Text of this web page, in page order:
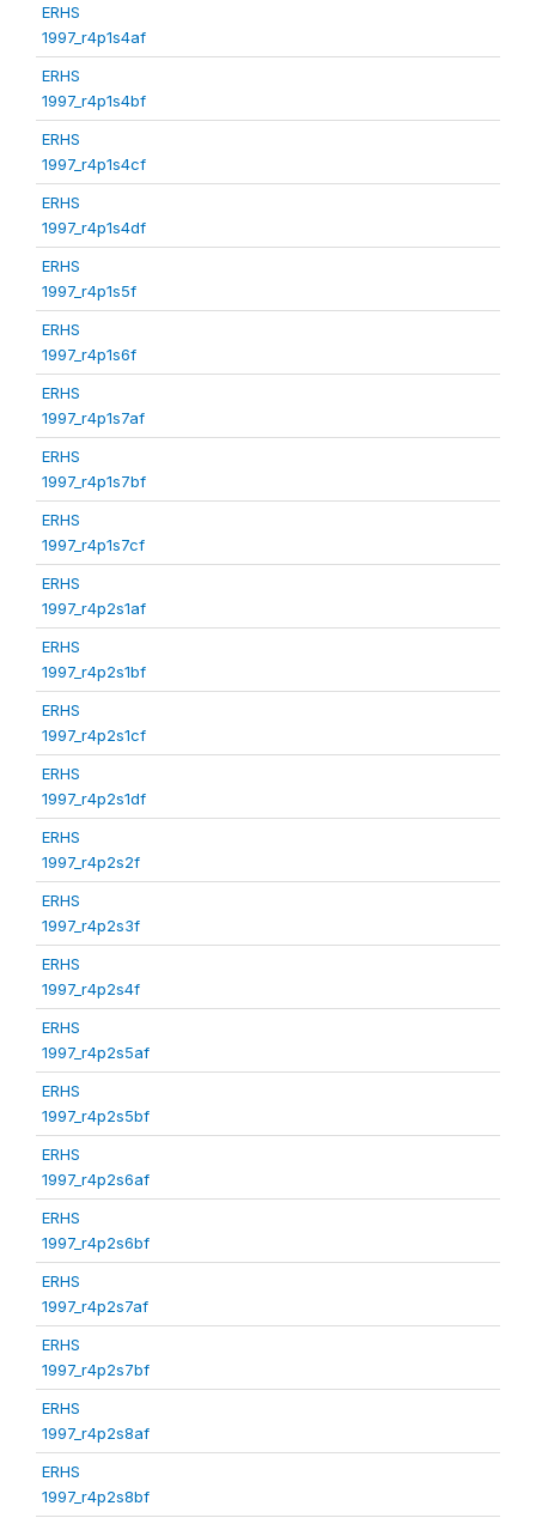
ERHS
1997_r4p1s4af
ERHS
1997_r4p1s4bf
ERHS
1997_r4p1s4cf
ERHS
1997_r4p1s4df
ERHS
1997_r4p1s5f
ERHS
1997_r4p1s6f
ERHS
1997_r4p1s7af
ERHS
1997_r4p1s7bf
ERHS
1997_r4p1s7cf
ERHS
1997_r4p2s1af
ERHS
1997_r4p2s1bf
ERHS
1997_r4p2s1cf
ERHS
1997_r4p2s1df
ERHS
1997_r4p2s2f
ERHS
1997_r4p2s3f
ERHS
1997_r4p2s4f
ERHS
1997_r4p2s5af
ERHS
1997_r4p2s5bf
ERHS
1997_r4p2s6af
ERHS
1997_r4p2s6bf
ERHS
1997_r4p2s7af
ERHS
1997_r4p2s7bf
ERHS
1997_r4p2s8af
ERHS
1997_r4p2s8bf